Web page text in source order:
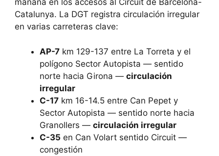
mañana en los accesos al Circuit de Barcelona-
Catalunya. La DGT registra circulación irregular
en varias carreteras clave:
AP-7 km 129-137 entre La Torreta y el
polígono Sector Autopista — sentido
norte hacia Girona — circulación
irregular
C-17 km 16-14.5 entre Can Pepet y
Sector Autopista — sentido norte hacia
Granollers — circulación irregular
C-35 en Can Volart sentido Circuit —
congestión